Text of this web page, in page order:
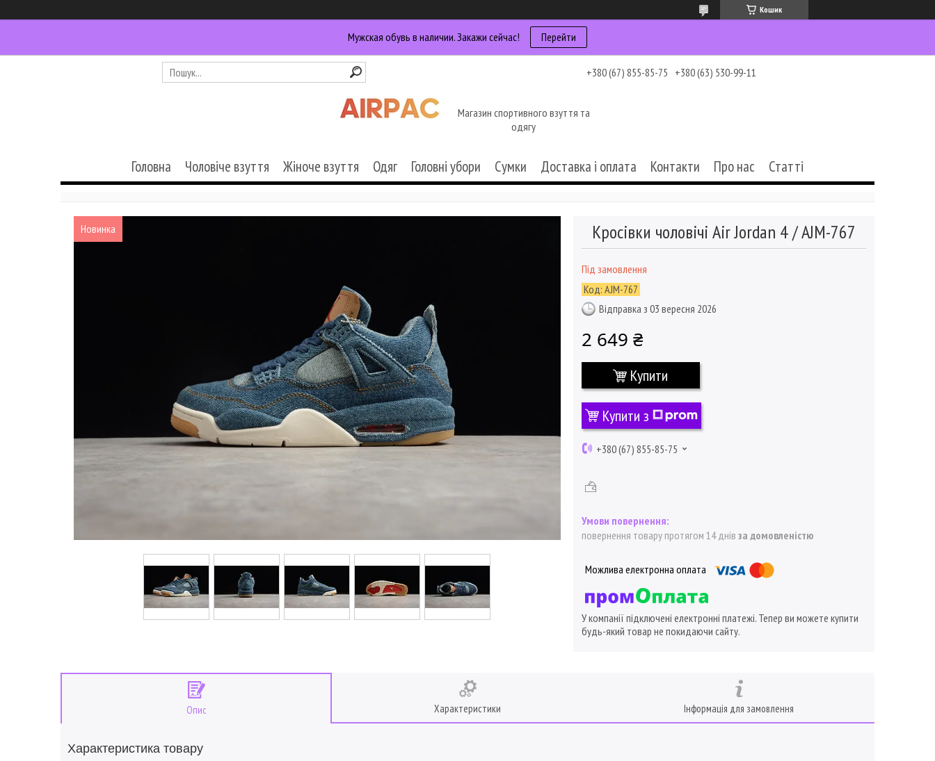
Кошик
Мужская обувь в наличии. Закажи сейчас! Перейти
+380 (67) 855-85-75 +380 (63) 530-99-11
Магазин спортивного взуття та
одягу
Головна Чоловіче взуття Жіноче взуття Одяг Головні убори Сумки Доставка і оплата Контакти Про нас Статті
Новинка Кросівки чоловічі Air Jordan 4 / AJM-767
Під замовлення
Код: AJM-767
Відправка з 03 вересня 2026
2 649 ₴
Купити
Купити з
+380 (67) 855-85-75
повернення товару протягом 14 днів за домовленістю
У компанії підключені електронні платежі. Тепер ви можете купити
будь-який товар не покидаючи сайту.
Опис Характеристики Інформація для замовлення
Характеристика товару